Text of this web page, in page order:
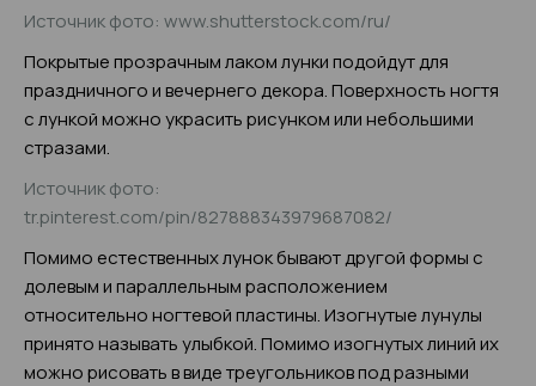
Источник фото: www.shutterstock.com/ru/
Покрытые прозрачным лаком лунки подойдут для
праздничного и вечернего декора. Поверхность ногтя
с лункой можно украсить рисунком или небольшими
стразами.
Источник фото:
tr.pinterest.com/pin/827888343979687082/
Помимо естественных лунок бывают другой формы с
долевым и параллельным расположением
относительно ногтевой пластины. Изогнутые лунулы
принято называть улыбкой. Помимо изогнутых линий их
можно рисовать в виде треугольников под разными